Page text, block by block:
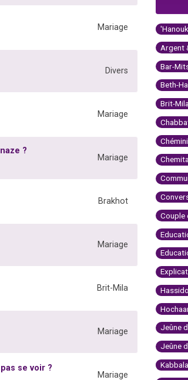
Mariage
Divers
Mariage
?
Mariage
Brakhot
Mariage
Brit-Mila
Mariage
se voir ?
Mariage
Argent
Bar-
Beth-
Brit-Mila
Couple
Jeûne
Jeûne
Kabbala